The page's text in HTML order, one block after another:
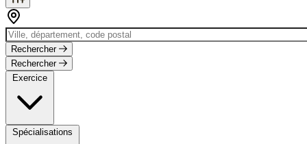
Rechercher
Rechercher
Exercice
Spécialisations